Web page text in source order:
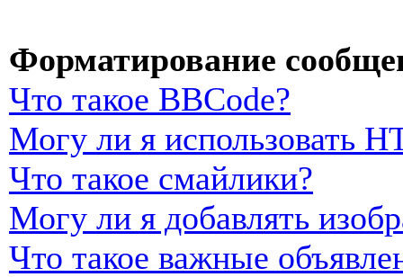
Форматирование
Что такое BBCode?
Могу ли я использовать
Что такое смайлики?
Могу ли я добавлять
Что такое важные